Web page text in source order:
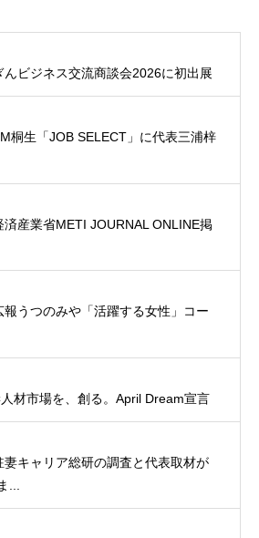
んビジネス交流商談会2026に初出展
桐生「JOB SELECT」に代表三浦梓
済産業省METI JOURNAL ONLINE掲
報うつのみや「活躍する女性」コー
人材市場を、創る。April Dream宣言
妻キャリア総研の調査と代表取材が
...